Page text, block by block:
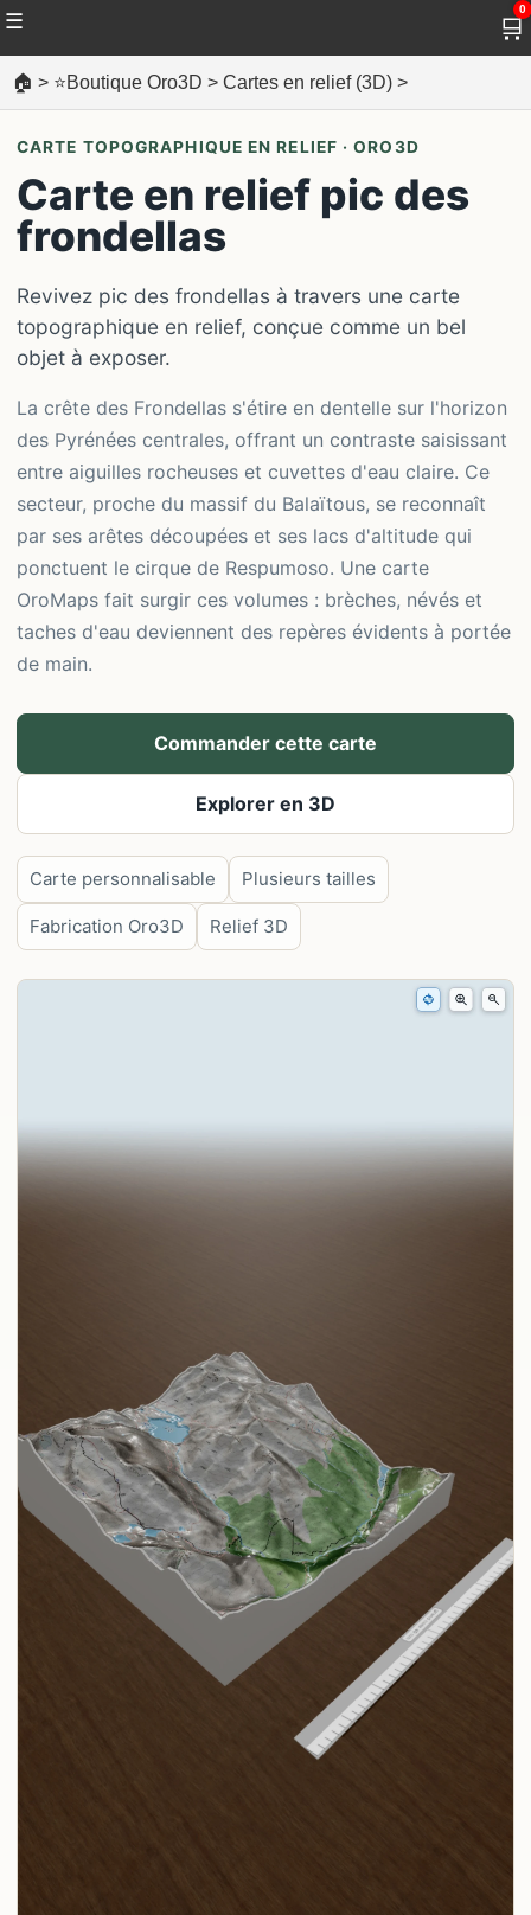
☰ 🛒
0
🏠 > ⭐Boutique Oro3D > Cartes en relief (3D) >
CARTE TOPOGRAPHIQUE EN RELIEF · ORO3D
Carte en relief pic des
frondellas
Revivez pic des frondellas à travers une carte
topographique en relief, conçue comme un bel
objet à exposer.
La crête des Frondellas s'étire en dentelle sur l'horizon
des Pyrénées centrales, offrant un contraste saisissant
entre aiguilles rocheuses et cuvettes d'eau claire. Ce
secteur, proche du massif du Balaïtous, se reconnaît
par ses arêtes découpées et ses lacs d'altitude qui
ponctuent le cirque de Respumoso. Une carte
OroMaps fait surgir ces volumes : brèches, névés et
taches d'eau deviennent des repères évidents à portée
de main.
Commander cette carte
Explorer en 3D
Carte personnalisable Plusieurs tailles
Fabrication Oro3D Relief 3D